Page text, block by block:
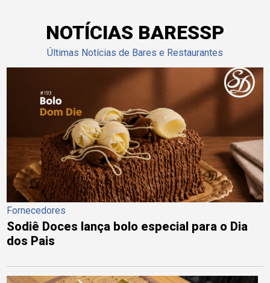
NOTÍCIAS BARESSP
Últimas Notícias de Bares e Restaurantes
Fornecedores
Sodiê Doces lança bolo especial para o Dia
dos Pais